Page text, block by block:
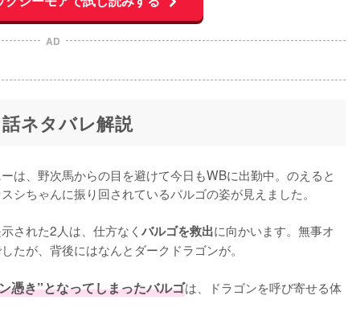
AD
ネタバレ解説
は、野次馬からの目を避けて今日もWBに出勤中。のえると
シちゃんに振り回されているバルゴの姿が見えました。
された2人は、仕方なく バルゴを救出に向かいます。無事オ
たが、背後にはなんとダークドラゴンが。
憑き”となってしまったバルゴは、ドラゴンを呼び寄せる体